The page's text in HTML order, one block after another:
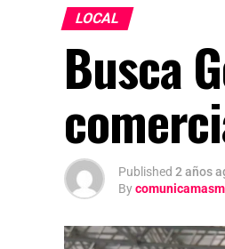
LOCAL
Busca
Published 2 años
By